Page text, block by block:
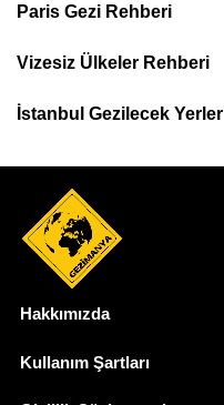
Top
Menu
Paris Gezi Rehberi
Vizesiz Ülkeler Rehberi
İstanbul Gezilecek Yerler
Hakkımızda
Kullanım Şartları